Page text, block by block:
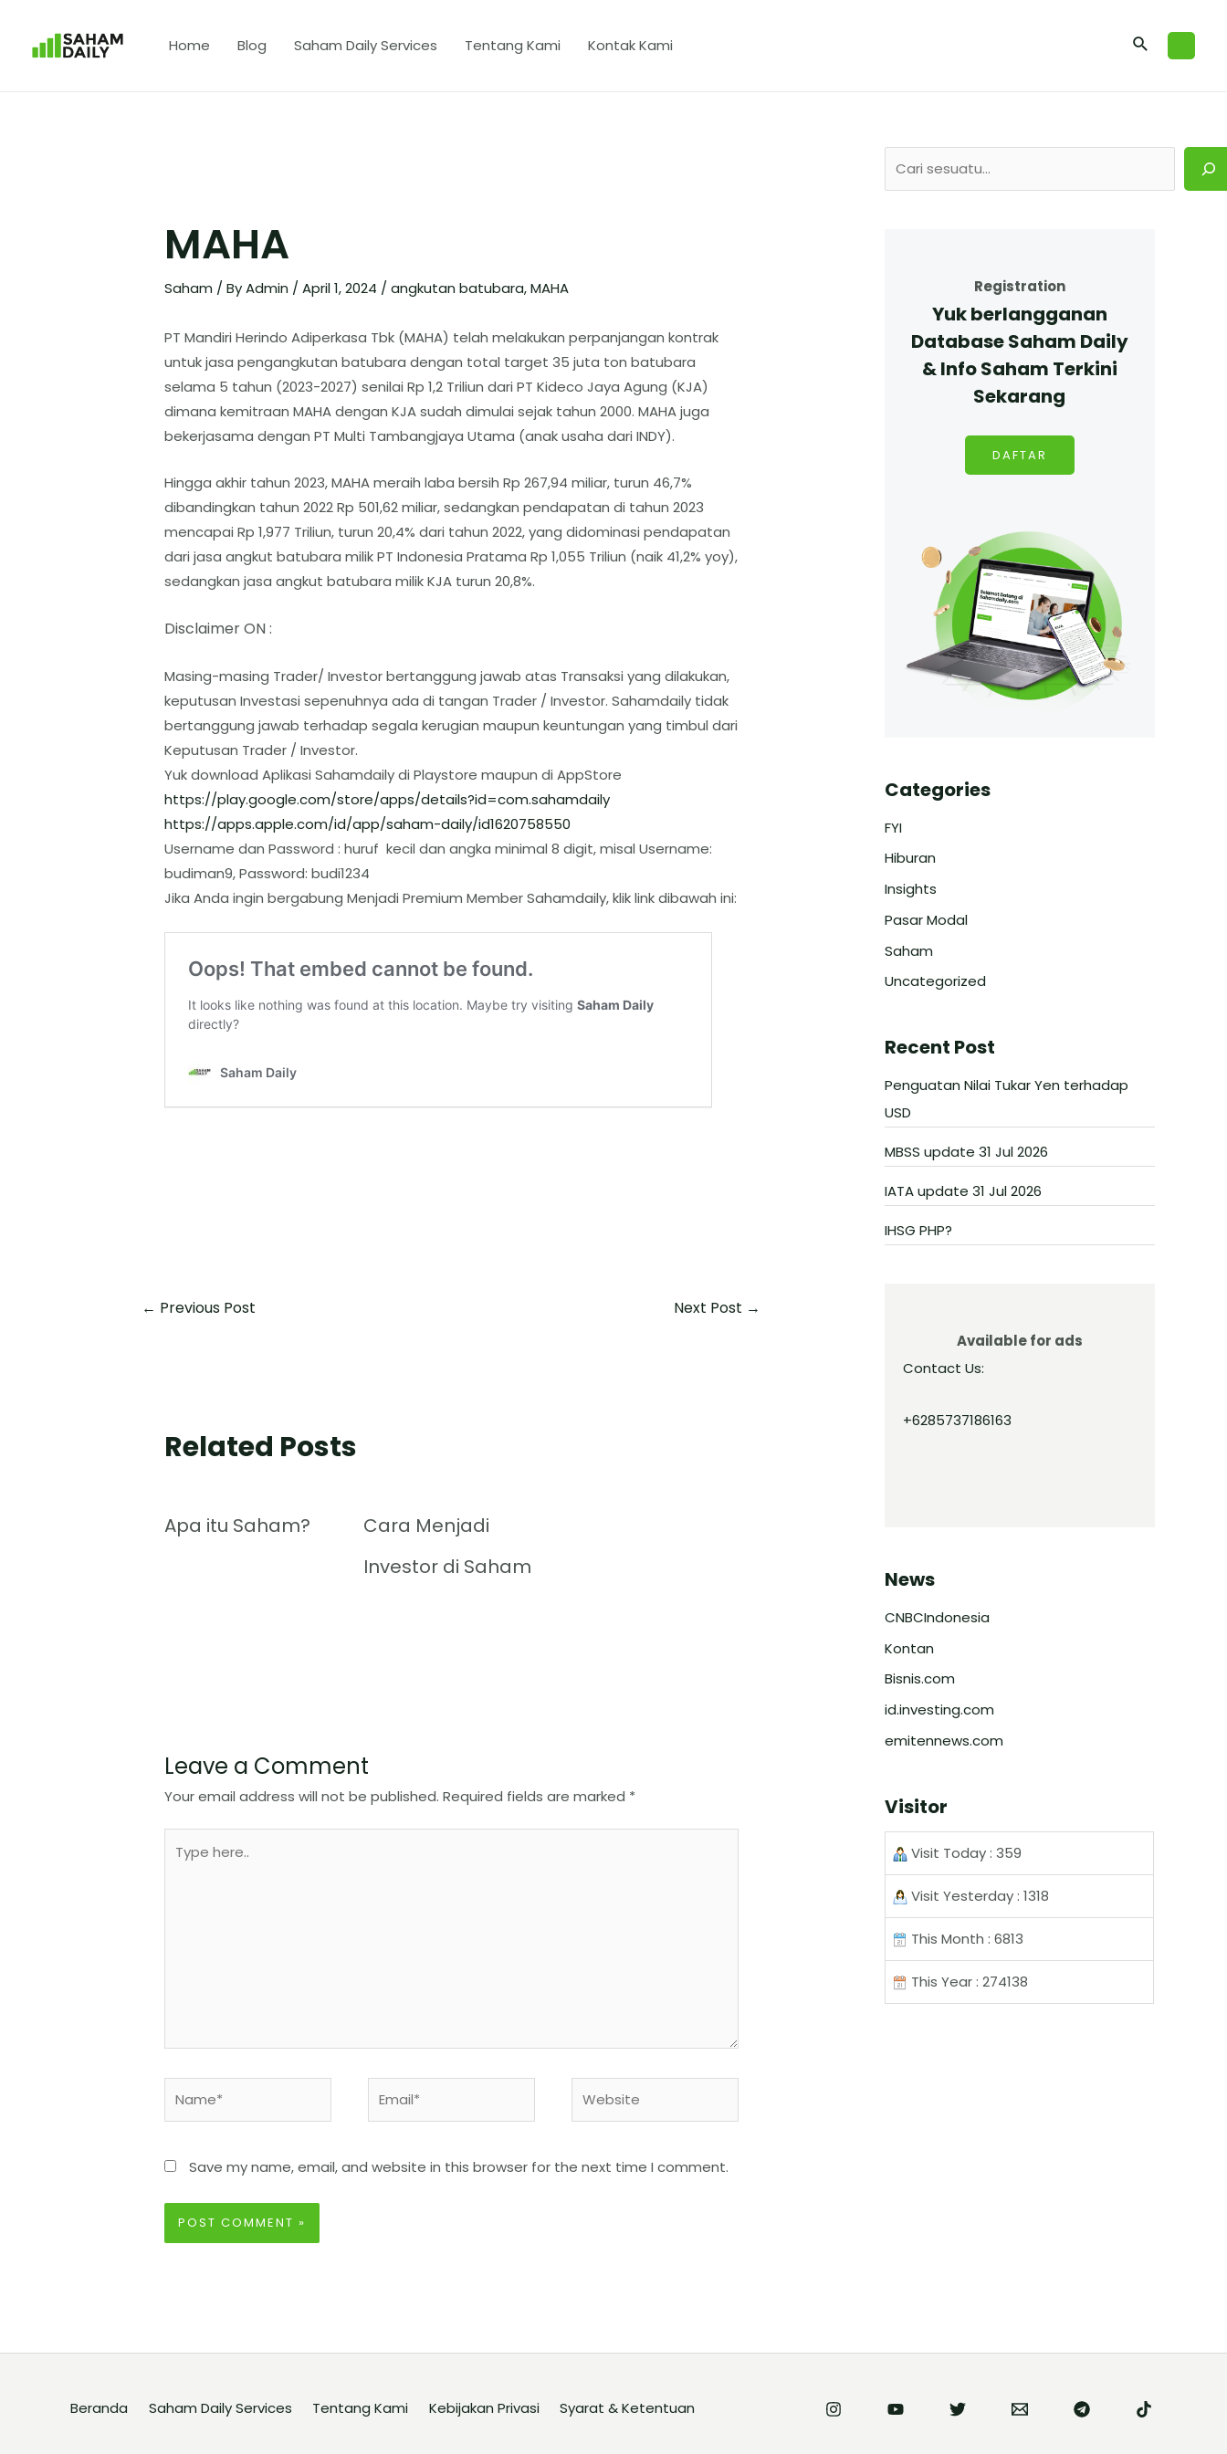
Home Blog Saham Daily Services Tentang Kami Kontak Kami
MAHA
Saham / ByAdmin / April 1, 2024 / angkutan batubara,MAHA
PT Mandiri Herindo Adiperkasa Tbk (MAHA) telah melakukan perpanjangan kontrak
untuk jasa pengangkutan batubara dengan total target 35 juta ton batubara
selama 5 tahun (2023-2027) senilai Rp 1,2 Triliun dari PT Kideco Jaya Agung (KJA)
dimana kemitraan MAHA dengan KJA sudah dimulai sejak tahun 2000. MAHA juga
bekerjasama dengan PT Multi Tambangjaya Utama (anak usaha dari INDY).
Hingga akhir tahun 2023, MAHA meraih laba bersih Rp 267,94 miliar, turun 46,7%
dibandingkan tahun 2022 Rp 501,62 miliar, sedangkan pendapatan di tahun 2023
mencapai Rp 1,977 Triliun, turun 20,4% dari tahun 2022, yang didominasi pendapatan
dari jasa angkut batubara milik PT Indonesia Pratama Rp 1,055 Triliun (naik 41,2% yoy),
sedangkan jasa angkut batubara milik KJA turun 20,8%.
Disclaimer ON :
Masing-masing Trader/ Investor bertanggung jawab atas Transaksi yang dilakukan,
keputusan Investasi sepenuhnya ada di tangan Trader / Investor. Sahamdaily tidak
bertanggung jawab terhadap segala kerugian maupun keuntungan yang timbul dari
Keputusan Trader / Investor.
Yuk download Aplikasi Sahamdaily di Playstore maupun di AppStore
https://play.google.com/store/apps/details?id=com.sahamdaily
https://apps.apple.com/id/app/saham-daily/id1620758550
Username dan Password : huruf kecil dan angka minimal 8 digit, misal Username:
budiman9, Password: budi1234
Jika Anda ingin bergabung Menjadi Premium Member Sahamdaily, klik link dibawah ini:
← Previous Post Next Post →
Related Posts
Apa itu Saham?
Cara Menjadi
Investor di Saham
Leave a Comment
Your email address will not be published. Required fields are marked *
Save my name, email, and website in this browser for the next time I comment.
Registration
Yuk berlangganan
Database Saham Daily
& Info Saham Terkini
Sekarang
DAFTAR
Categories
FYI
Hiburan
Insights
Pasar Modal
Saham
Uncategorized
Recent Post
Penguatan Nilai Tukar Yen terhadap
USD
MBSS update 31 Jul 2026
IATA update 31 Jul 2026
IHSG PHP?
Available for ads
Contact Us:
+6285737186163
News
CNBCIndonesia
Kontan
Bisnis.com
id.investing.com
emitennews.com
Visitor
Visit Today : 359
Visit Yesterday : 1318
This Month : 6813
This Year : 274138
Beranda Saham Daily Services Tentang Kami Kebijakan Privasi Syarat & Ketentuan